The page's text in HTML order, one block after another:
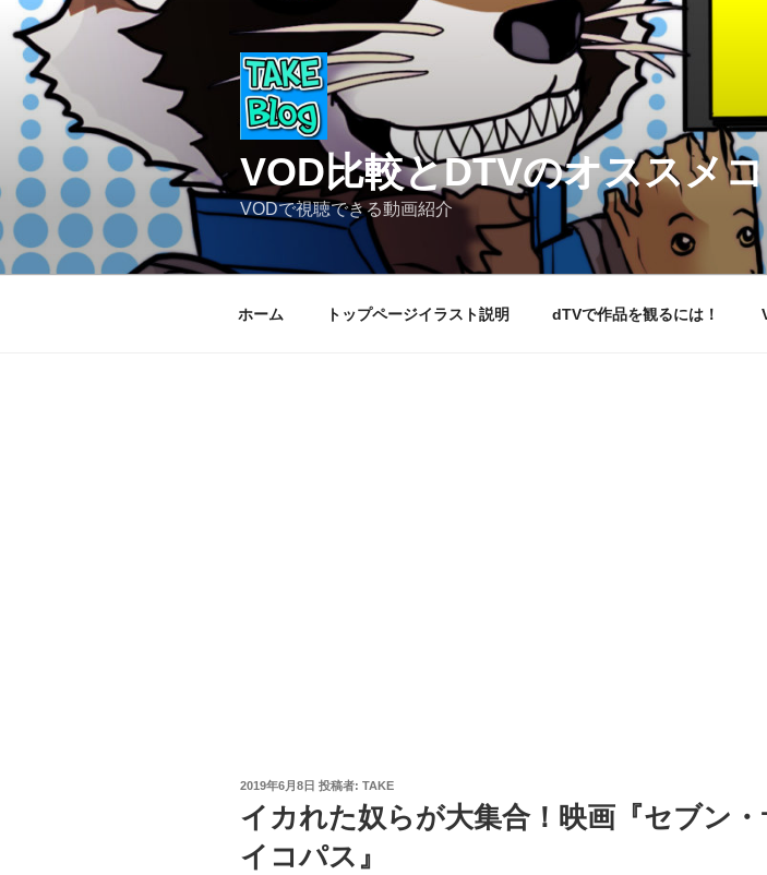
ン
キ
ッ
プ
VOD比較とDTVのオススメ
VODで視聴できる動画紹介
ホーム トップページイラスト説明 dTVで作品を観るには！
投
日:
2019年6月8日 投稿者: TAKE
イカれた奴らが大集合！映画『セブン・
イコパス』